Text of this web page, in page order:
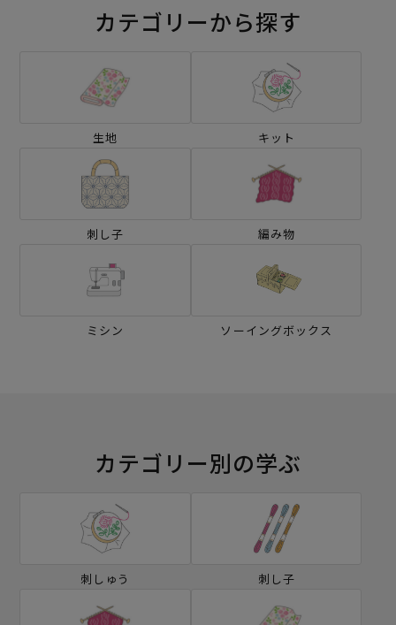
カテゴリーから探す
生地 キット
刺し子 編み物
ミシン ソーイングボックス
カテゴリー別の学ぶ
刺しゅう 刺し子